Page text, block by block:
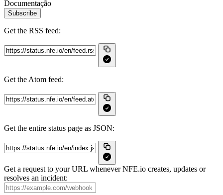
Documentação
Subscribe
Get the RSS feed:
Get the Atom feed:
Get the entire status page as JSON:
Get a request to your URL whenever NFE.io creates, updates or
resolves an incident: